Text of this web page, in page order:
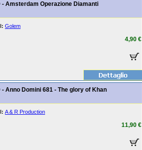
- Amsterdam Operazione Diamanti
Golem
4,90 €
- Anno Domini 681 - The glory of Khan
A & R Production
11,90 €